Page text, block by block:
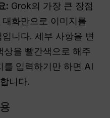
: Grok의 가장 큰 장점
화만으로 이미지를
니다. 세부 사항을 변
상을 빨간색으로 해주
를 입력하기만 하면 AI
니다.